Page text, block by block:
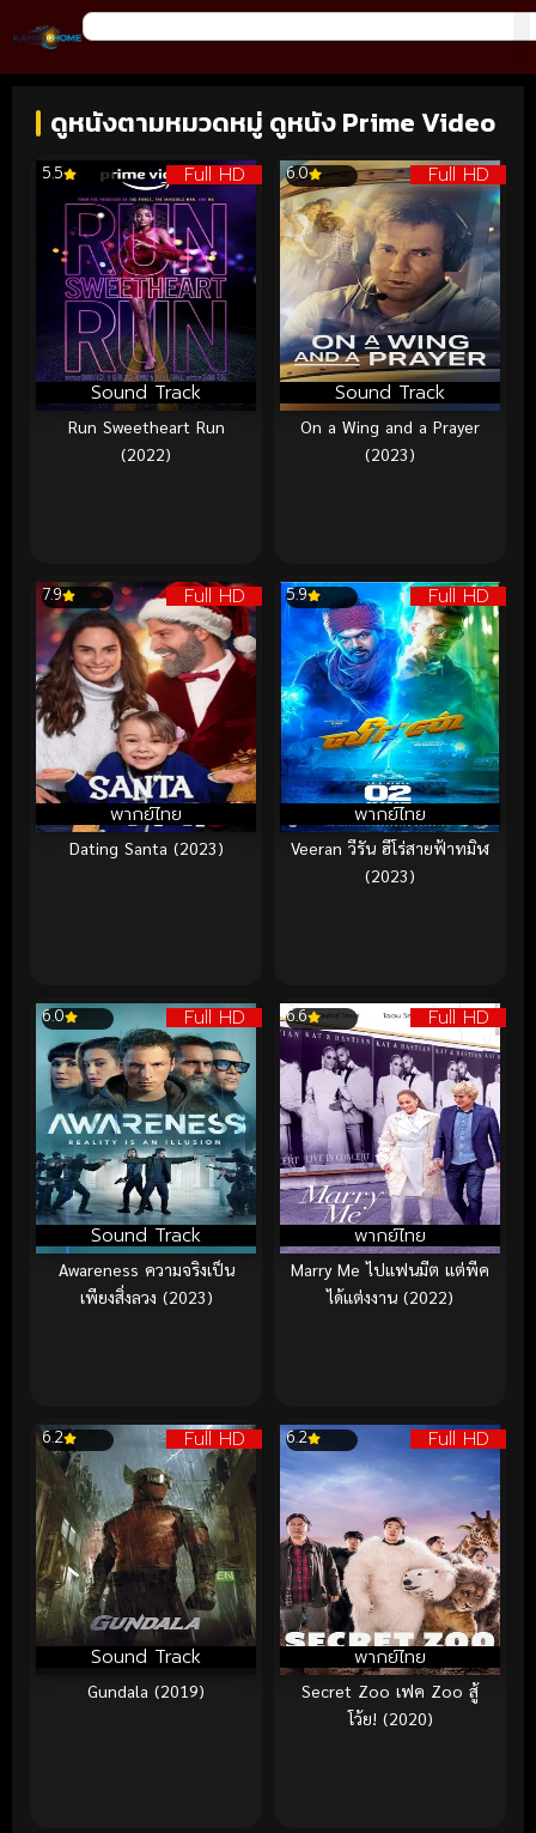
ดูหนังตามหมวดหมู่ ดูหนัง Prime Video
Full HD
Sound Track
5.5
Run Sweetheart Run
(2022)
Full HD
Sound Track
6.0
On a Wing and a Prayer
(2023)
Full HD
พากย์ไทย
7.9
Dating Santa (2023)
Full HD
พากย์ไทย
5.9
Veeran วีรัน ฮีโร่สายฟ้าทมิฬ
(2023)
Full HD
Sound Track
6.0
Awareness ความจริงเป็น
เพียงสิ่งลวง (2023)
Full HD
พากย์ไทย
6.6
Marry Me ไปแฟนมีต แต่พีค
ได้แต่งงาน (2022)
Full HD
Sound Track
6.2
Gundala (2019)
Full HD
พากย์ไทย
6.2
Secret Zoo เฟค Zoo สู้
โว้ย! (2020)